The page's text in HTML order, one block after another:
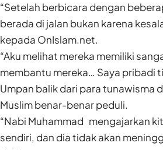
“Setelah berbicara dengan
berada di jalan bukan karena
kepada OnIslam.net.
“Aku melihat mereka memiliki
membantu mereka… Saya pribadi
Umpan balik dari para tunawisma
Muslim benar-benar peduli.
“Nabi Muhammad mengajarkan
sendiri, dan dia tidak akan